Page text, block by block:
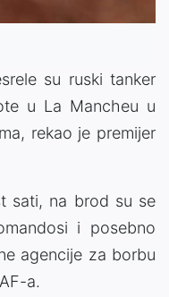
su ruski tanker
u La Mancheu u
rekao je premijer
sati, na brod su se
i posebno
agencije za borbu
a.